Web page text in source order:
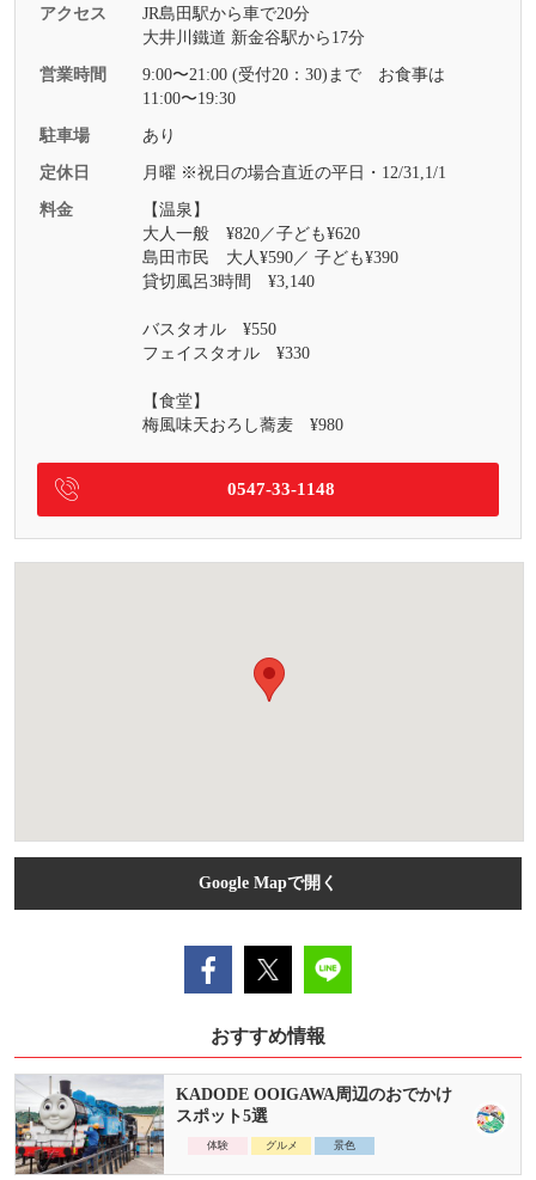
アクセス
JR島田駅から車で20分
大井川鐵道 新金谷駅から17分
営業時間
9:00〜21:00 (受付20：30)まで お食事は
11:00〜19:30
駐車場 あり
定休日 月曜 ※祝日の場合直近の平日・12/31,1/1
料金
【温泉】
大人一般 ¥820／子ども¥620
島田市民 大人¥590／ 子ども¥390
貸切風呂3時間 ¥3,140
バスタオル ¥550
フェイスタオル ¥330
【食堂】
梅風味天おろし蕎麦 ¥980
0547-33-1148
Google Mapで開く
おすすめ情報
KADODE OOIGAWA周辺のおでかけ
スポット5選
体験 グルメ 景色